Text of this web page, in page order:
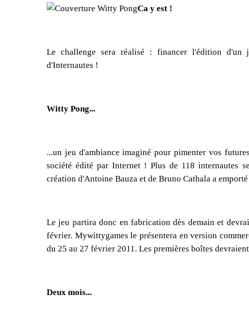
Ca y est !
Le challenge sera réalisé : financer l'édition d'un
d'Internautes !
Witty Pong...
...un jeu d'ambiance imaginé pour pimenter vos
société édité par Internet ! Plus de 118 internautes
création d'Antoine Bauza et de Bruno Cathala a
Le jeu partira donc en fabrication dès demain et
février. Mywittygames le présentera en version
du 25 au 27 février 2011. Les premières boîtes
Deux mois...